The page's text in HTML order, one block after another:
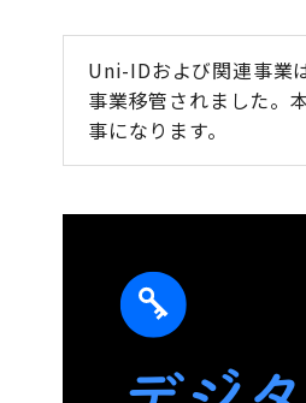
Uni-IDおよび関連事業
事業移管されました。
事になります。